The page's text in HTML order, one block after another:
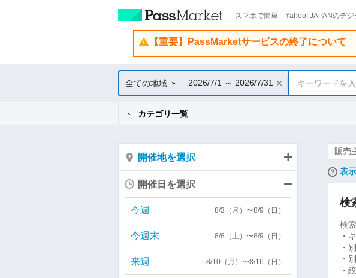
スマホで簡単 Yahoo! JAPANのデジ
【重要】PassMarketサービスの終了について
全ての地域 2026/7/1 ～ 2026/7/31 キーワードを
カテゴリ一覧
販売
表
検
検
・
・
・
・
開催地を選択
開催日を選択
今週 8/3（月）〜8/9（日）
今週末 8/8（土）〜8/9（日）
来週 8/10（月）〜8/16（日）